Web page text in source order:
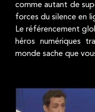
comme autant de
forces du silence en
Le référencement
héros numériques
monde sache que